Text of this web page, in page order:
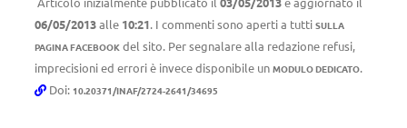
06/05/2013alle 10:21. I commenti sono aperti a tutti SULLA
PAGINA FACEBOOK del sito. Per segnalare alla redazione refusi,
imprecisioni ed errori è invece disponibile un MODULO DEDICATO.
Doi: 10.20371/INAF/2724-2641/34695